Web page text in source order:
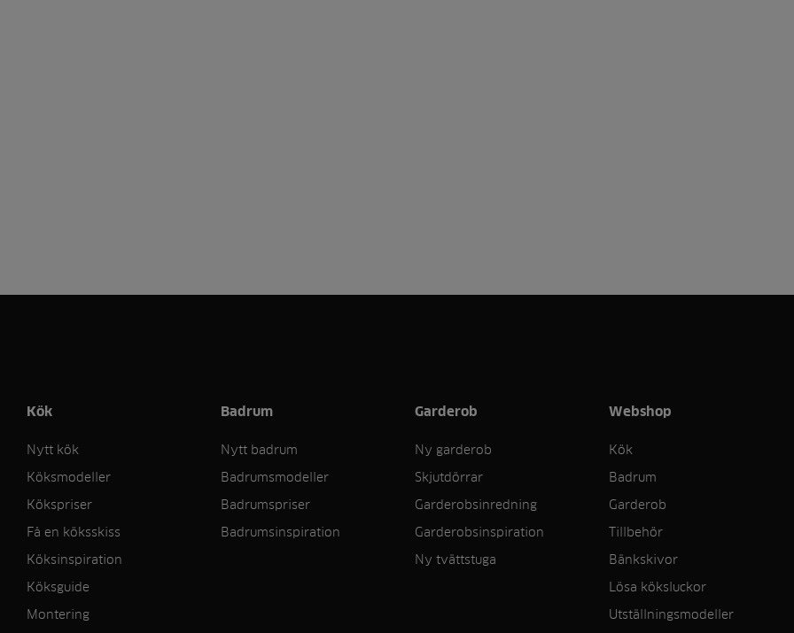
Kök
Nytt kök
Köksmodeller
Kökspriser
Få en köksskiss
Köksinspiration
Köksguide
Montering
Badrum
Nytt badrum
Badrumsmodeller
Badrumspriser
Badrumsinspiration
Garderob
Ny garderob
Skjutdörrar
Garderobsinredning
Garderobsinspiration
Ny tvättstuga
Webshop
Kök
Badrum
Garderob
Tillbehör
Bänkskivor
Lösa köksluckor
Utställningsmodeller